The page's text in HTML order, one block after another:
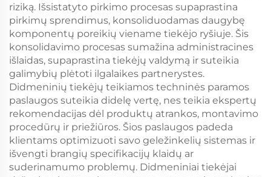
riziką. Išsistatyto pirkimo procesas supaprastina
pirkimų sprendimus, konsoliduodamas daugybę
komponentų poreikių viename tiekėjo ryšiuje. Šis
konsolidavimo procesas sumažina administracines
išlaidas, supaprastina tiekėjų valdymą ir suteikia
galimybių plėtoti ilgalaikes partnerystes.
Didmeninių tiekėjų teikiamos techninės paramos
paslaugos suteikia didelę vertę, nes teikia ekspertų
rekomendacijas dėl produktų atrankos, montavimo
procedūrų ir priežiūros. Šios paslaugos padeda
klientams optimizuoti savo geležinkelių sistemas ir
išvengti brangių specifikacijų klaidų ar
suderinamumo problemų. Didmeniniai tiekėjai